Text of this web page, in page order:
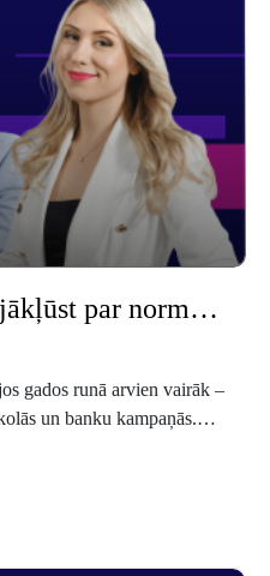
Investēšanai Latvijā jākļūst par normālu ikdienas paradumu
gados runā arvien vairāk –
un banku kampaņās.
paradumi mainās lēnāk,
aug un interese par